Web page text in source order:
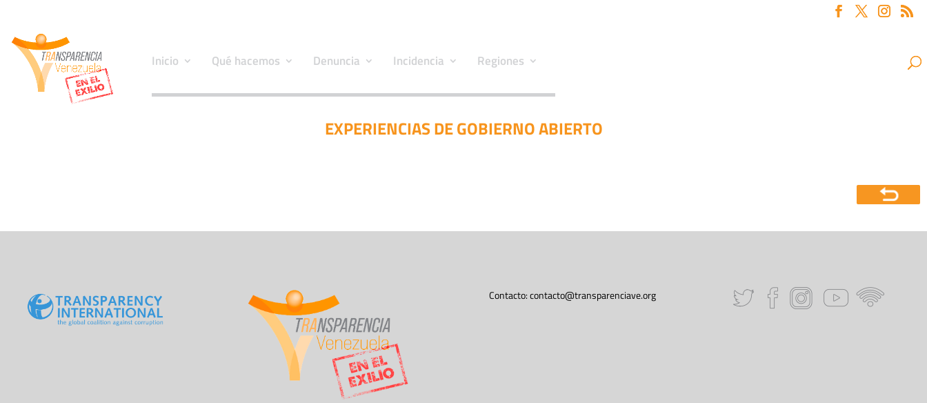
Inicio Qué hacemos Denuncia Incidencia Regiones
EXPERIENCIAS DE GOBIERNO ABIERTO
Contacto:contacto@transparenciave.org